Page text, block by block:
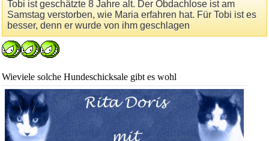
Tobi ist geschätzte 8 Jahre alt. Der Obdachlose ist am
Samstag verstorben, wie Maria erfahren hat. Für Tobi ist es
besser, denn er wurde von ihm geschlagen
Wieviele solche Hundeschicksale gibt es wohl